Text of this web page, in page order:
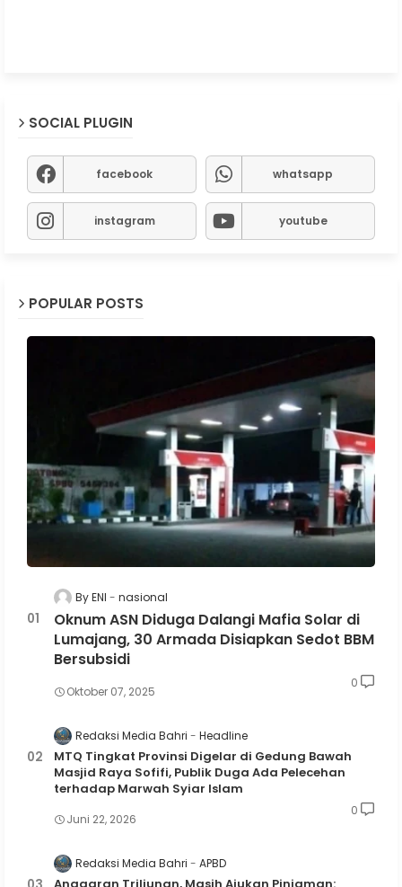
SOCIAL PLUGIN
facebook whatsapp
instagram youtube
POPULAR POSTS
By ENI nasional
Oknum ASN Diduga Dalangi Mafia Solar di
Lumajang, 30 Armada Disiapkan Sedot BBM
Bersubsidi
Oktober 07, 2025
0
Redaksi Media Bahri Headline
MTQ Tingkat Provinsi Digelar di Gedung Bawah
Masjid Raya Sofifi, Publik Duga Ada Pelecehan
terhadap Marwah Syiar Islam
Juni 22, 2026
0
Redaksi Media Bahri APBD